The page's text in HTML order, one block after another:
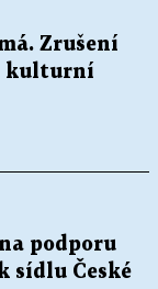
Zrušení
kulturní
podporu
sídlu České